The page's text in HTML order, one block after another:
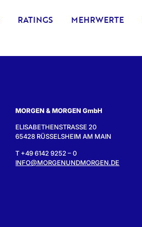
RATINGS MEHRWERTE
MORGEN & MORGEN GmbH
ELISABETHENSTRASSE 20
65428 RÜSSELSHEIM AM MAIN
T +49 6142 9252 – 0
INFO@MORGENUNDMORGEN.DE